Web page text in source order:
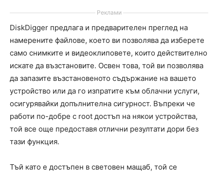
Реклами
DiskDigger предлага и предварителен преглед на
намерените файлове, което ви позволява да изберете
само снимките и видеоклиповете, които действително
искате да възстановите. Освен това, той ви позволява
да запазите възстановеното съдържание на вашето
устройство или да го изпратите към облачни услуги,
осигурявайки допълнителна сигурност. Въпреки че
работи по-добре с root достъп на някои устройства,
той все още предоставя отлични резултати дори без
тази функция.
Тъй като е достъпен в световен мащаб, той се